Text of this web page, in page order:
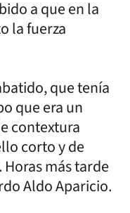
a que en la
la fuerza
que tenía
que era un
contextura
corto y de
más tarde
Aldo Aparicio.